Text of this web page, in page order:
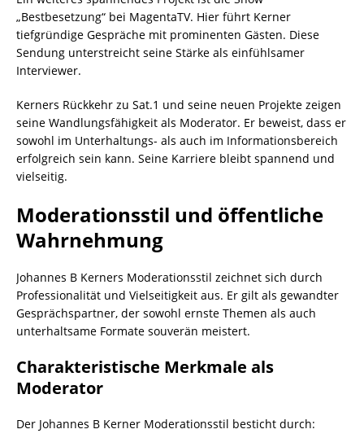
„Bestbesetzung“ bei MagentaTV. Hier führt Kerner
tiefgründige Gespräche mit prominenten Gästen. Diese
Sendung unterstreicht seine Stärke als einfühlsamer
Interviewer.
Kerners Rückkehr zu Sat.1 und seine neuen Projekte zeigen
seine Wandlungsfähigkeit als Moderator. Er beweist, dass er
sowohl im Unterhaltungs- als auch im Informationsbereich
erfolgreich sein kann. Seine Karriere bleibt spannend und
vielseitig.
Moderationsstil und öffentliche
Wahrnehmung
Johannes B Kerners Moderationsstil zeichnet sich durch
Professionalität und Vielseitigkeit aus. Er gilt als gewandter
Gesprächspartner, der sowohl ernste Themen als auch
unterhaltsame Formate souverän meistert.
Charakteristische Merkmale als
Moderator
Der Johannes B Kerner Moderationsstil besticht durch: